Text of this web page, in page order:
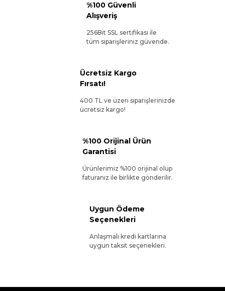
%100 Güvenli
Alışveriş
256Bit SSL sertifikası ile
tüm siparişleriniz güvende.
Ücretsiz Kargo
Fırsatı!
400 TL ve üzeri siparişlerinizde
ücretsiz kargo!
%100 Orijinal Ürün
Garantisi
Ürünlerimiz %100 orijinal olup
faturanız ile birlikte gönderilir.
Uygun Ödeme
Seçenekleri
Anlaşmalı kredi kartlarına
uygun taksit seçenekleri.